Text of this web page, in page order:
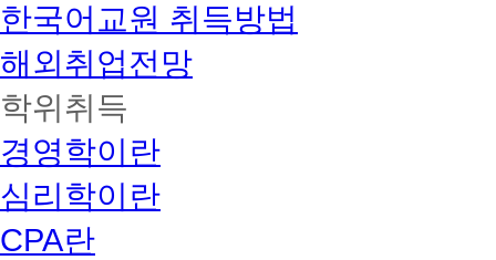
한국어교원 취득방법
해외취업전망
학위취득
경영학이란
심리학이란
CPA란